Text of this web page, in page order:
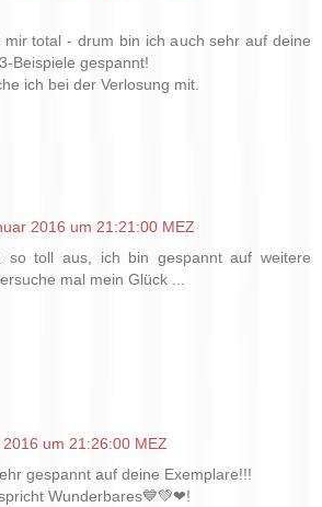
mir total - drum bin ich auch sehr auf deine
Beispiele gespannt!
ich bei der Verlosung mit.
2016 um 21:21:00 MEZ
so toll aus, ich bin gespannt auf weitere
mal mein Glück ...
um 21:26:00 MEZ
gespannt auf deine Exemplare!!!
Wunderbares💙💚❤!